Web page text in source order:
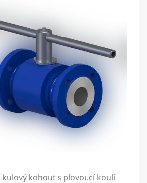
kulový kohout s plovoucí koulí